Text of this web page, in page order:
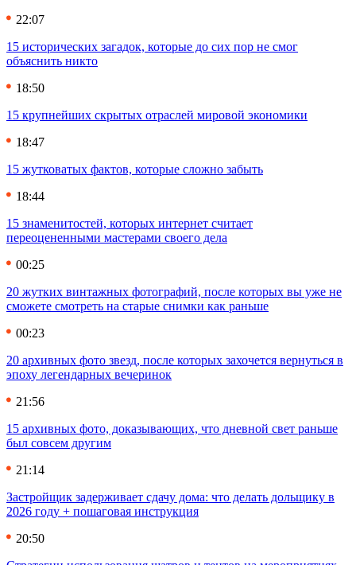
22:07
15 исторических загадок, которые до сих пор не смог
объяснить никто
18:50
15 крупнейших скрытых отраслей мировой экономики
18:47
15 жутковатых фактов, которые сложно забыть
18:44
15 знаменитостей, которых интернет считает
переоцененными мастерами своего дела
00:25
20 жутких винтажных фотографий, после которых вы уже не
сможете смотреть на старые снимки как раньше
00:23
20 архивных фото звезд, после которых захочется вернуться в
эпоху легендарных вечеринок
21:56
15 архивных фото, доказывающих, что дневной свет раньше
был совсем другим
21:14
Застройщик задерживает сдачу дома: что делать дольщику в
2026 году + пошаговая инструкция
20:50